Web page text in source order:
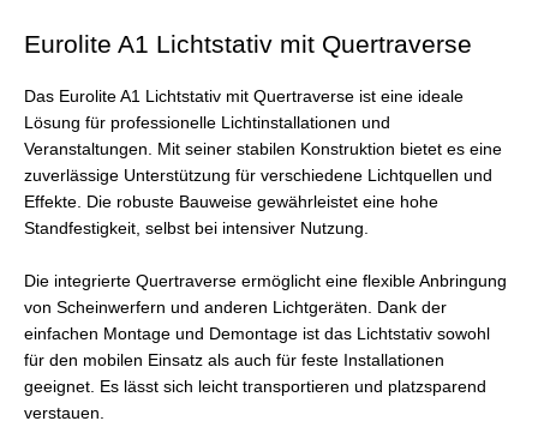
Eurolite A1 Lichtstativ mit Quertraverse
Das Eurolite A1 Lichtstativ mit Quertraverse ist eine ideale
Lösung für professionelle Lichtinstallationen und
Veranstaltungen. Mit seiner stabilen Konstruktion bietet es eine
zuverlässige Unterstützung für verschiedene Lichtquellen und
Effekte. Die robuste Bauweise gewährleistet eine hohe
Standfestigkeit, selbst bei intensiver Nutzung.
Die integrierte Quertraverse ermöglicht eine flexible Anbringung
von Scheinwerfern und anderen Lichtgeräten. Dank der
einfachen Montage und Demontage ist das Lichtstativ sowohl
für den mobilen Einsatz als auch für feste Installationen
geeignet. Es lässt sich leicht transportieren und platzsparend
verstauen.